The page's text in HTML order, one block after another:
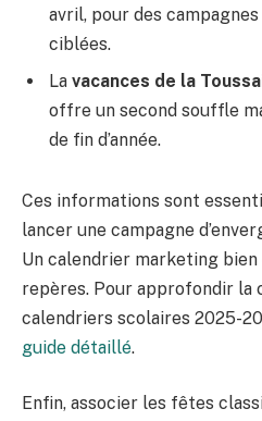
avril, pour des
ciblées.
La vacances de la
offre un second souffle
de fin d’année.
Ces informations sont
lancer une campagne
Un calendrier marketing
repères. Pour approfondir la
calendriers scolaires 2025-
guide détaillé.
Enfin, associer les fêtes